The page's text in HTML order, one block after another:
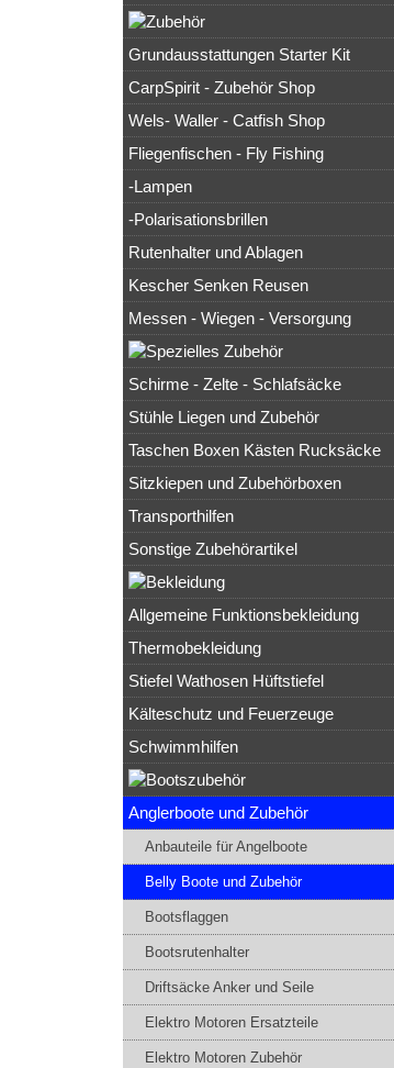
Grundausstattungen Starter Kit
CarpSpirit - Zubehör Shop
Wels- Waller - Catfish Shop
Fliegenfischen - Fly Fishing
-Lampen
-Polarisationsbrillen
Rutenhalter und Ablagen
Kescher Senken Reusen
Messen - Wiegen - Versorgung
Schirme - Zelte - Schlafsäcke
Stühle Liegen und Zubehör
Taschen Boxen Kästen Rucksäcke
Sitzkiepen und Zubehörboxen
Transporthilfen
Sonstige Zubehörartikel
Allgemeine Funktionsbekleidung
Thermobekleidung
Stiefel Wathosen Hüftstiefel
Kälteschutz und Feuerzeuge
Schwimmhilfen
Anglerboote und Zubehör
Anbauteile für Angelboote
Belly Boote und Zubehör
Bootsflaggen
Bootsrutenhalter
Driftsäcke Anker und Seile
Elektro Motoren Ersatzteile
Elektro Motoren Zubehör